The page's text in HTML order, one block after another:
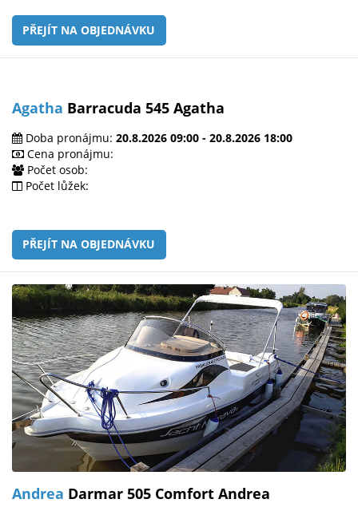
PŘEJÍT NA OBJEDNÁVKU
Agatha Barracuda 545 Agatha
Doba pronájmu: 20.8.2026 09:00 - 20.8.2026 18:00
Cena pronájmu:
Počet osob:
Počet lůžek:
PŘEJÍT NA OBJEDNÁVKU
Andrea Darmar 505 Comfort Andrea